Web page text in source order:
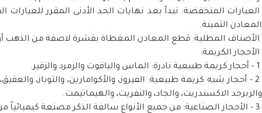
العيارات المنخفضة: تبدأ بعد نهايات الحد الأدنى المقرر
المعادن الثمينة.
الأصناف المطلية: قطع المعادن المغطاة بقشرة لاصقة من الذهب أو
الأحجار الكريمة:
2 - أحجار شبه كريمة طبيعية: الفيروز، والأكوامارين، والتوباز،
والزبرجد الاكسندريت، والجاد، والنفريت، والهيماتيمت.